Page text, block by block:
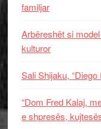
familjar
Arbëreshët si
kulturor
Sali Shijaku,
“Dom Fred Kalaj,
e shpresës,